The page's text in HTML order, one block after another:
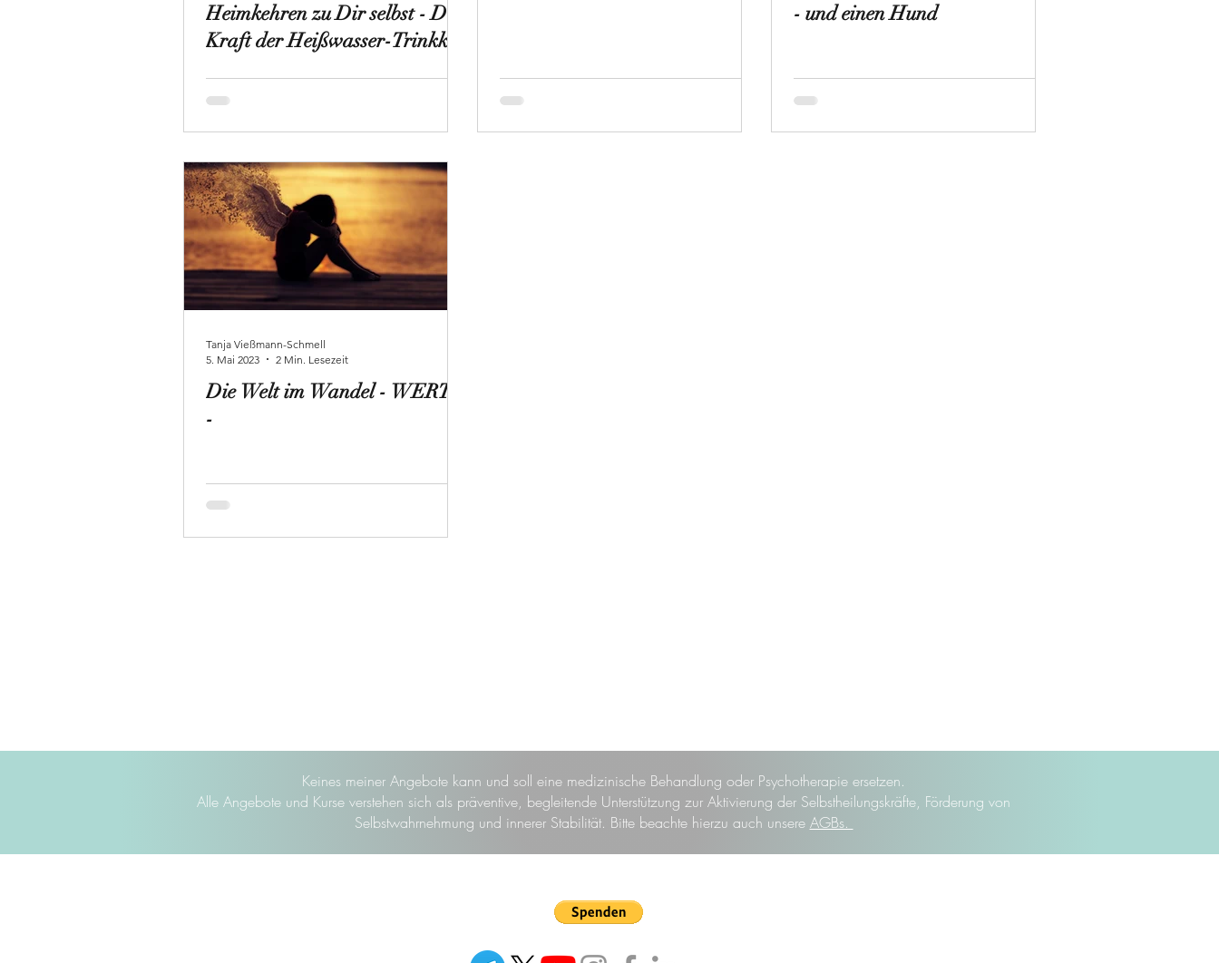
Heimkehren zu Dir selbst - Die
Kraft der Heißwasser-Trinkkur
- und einen Hund
Die Welt im Wandel - WERTE
-
Tanja Vießmann-Schmell
5. Mai 2023
2 Min. Lesezeit
Keines meiner Angebote kann und soll eine medizinische Behandlung oder Psychotherapie ersetzen.
Alle Angebote und Kurse verstehen sich als präventive, begleitende Unterstützung zur Aktivierung der Selbstheilungskräfte, Förderung von
Selbstwahrnehmung und innerer Stabilität. Bitte beachte hierzu auch unsere AGBs.